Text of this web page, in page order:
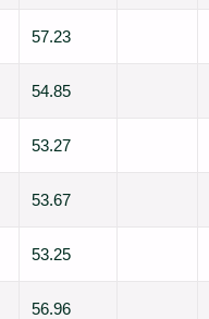
57.23
54.85
53.27
53.67
53.25
56.96